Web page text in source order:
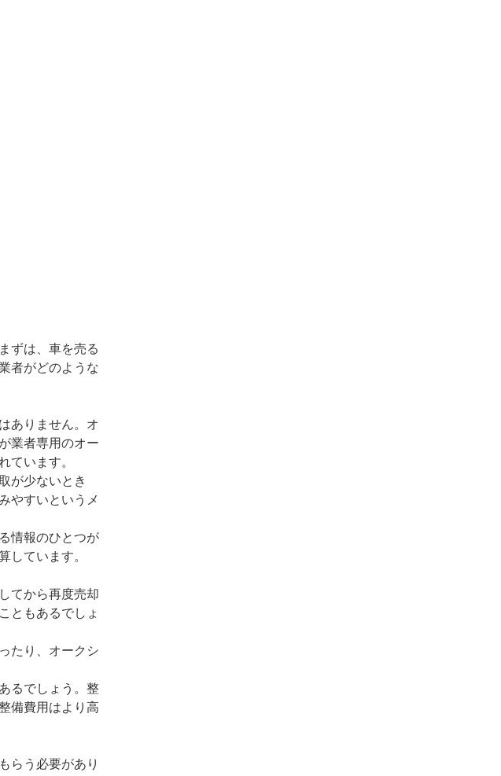
ずは、車を売る
者がどのような
ありません。オ
業者専用のオー
ています。
が少ないとき
やすいというメ
情報のひとつが
しています。
てから再度売却
ともあるでしょ
たり、オークシ
るでしょう。整
備費用はより高
らう必要があり